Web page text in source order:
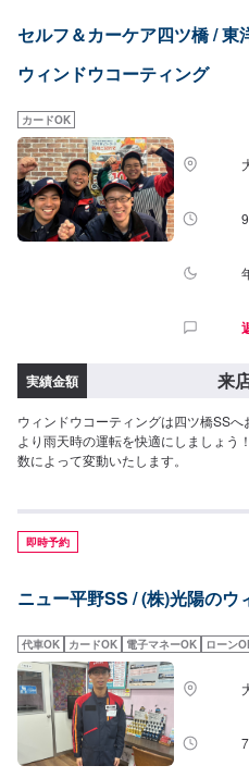
セルフ＆カーケア四ツ橋 / 東
ウィンドウコーティング
カードOK
実績金額 来
ウィンドウコーティングは四ツ橋SS
より雨天時の運転を快適にしましょう
数によって変動いたします。
即時予約
ニュー平野SS / (株)光陽のウ
代車OK カードOK 電子マネーOK ローン